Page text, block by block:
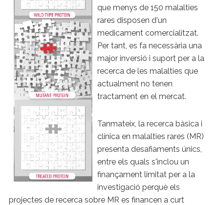
que menys de 150 malalties
rares disposen d'un
medicament comercialitzat.
Per tant, es fa necessària una
major inversió i suport per a la
recerca de les malalties que
actualment no tenen
tractament en el mercat.
Tanmateix, la recerca bàsica i
clínica en malalties rares (MR)
presenta desafiaments únics,
entre els quals s'inclou un
finançament limitat per a la
investigació perquè els
projectes de recerca sobre MR es financen a curt